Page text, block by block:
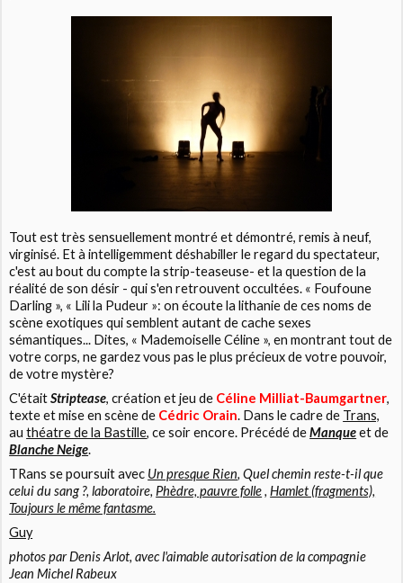
Tout est très sensuellement montré et démontré, remis à neuf,
virginisé. Et à intelligemment déshabiller le regard du spectateur,
c'est au bout du compte la strip-teaseuse- et la question de la
réalité de son désir - qui s'en retrouvent occultées. « Foufoune
Darling », « Lili la Pudeur »: on écoute la lithanie de ces noms de
scène exotiques qui semblent autant de cache sexes
sémantiques... Dites, « Mademoiselle Céline », en montrant tout de
votre corps, ne gardez vous pas le plus précieux de votre pouvoir,
de votre mystère?
C'étaitStriptease, création et jeu de Céline Milliat-Baumgartner,
texte et mise en scène de Cédric Orain. Dans le cadre de Trans,
authéatre de la Bastille, ce soir encore. Précédé deManqueet de
Blanche Neige.
TRans se poursuit avec Un presque Rien, Quel chemin reste-t-il que
celui du sang ?, laboratoire, Phèdre, pauvre folle,Hamlet (fragments),
Toujours le même fantasme.
Guy
photos par Denis Arlot, avec l'aimable autorisation de la compagnie
Jean Michel Rabeux